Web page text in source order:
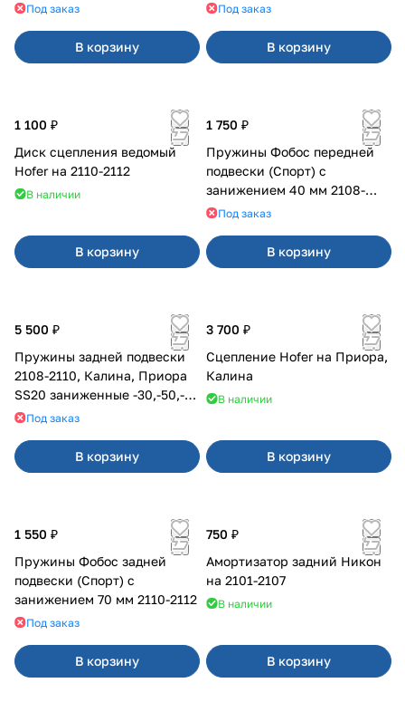
Под заказ
В корзину
Под заказ
В корзину
1 100 ₽
Диск сцепления ведомый
Hofer на 2110-2112
В наличии
В корзину
1 750 ₽
Пружины Фобос передней
подвески (Спорт) с
занижением 40 мм 2108-
21099, 2113-2115
Под заказ
В корзину
5 500 ₽
Пружины задней подвески
2108-2110, Калина, Приора
SS20 заниженные -30,-50,-70
мм, с переменным шагом
Под заказ
В корзину
3 700 ₽
Сцепление Hofer на Приора,
Калина
В наличии
В корзину
1 550 ₽
Пружины Фобос задней
подвески (Спорт) с
занижением 70 мм 2110-2112
Под заказ
В корзину
750 ₽
Амортизатор задний Никон
на 2101-2107
В наличии
В корзину